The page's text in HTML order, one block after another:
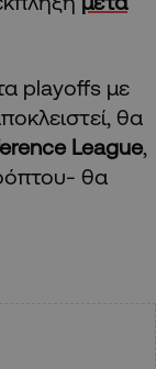
playoffs με
θα
League,
θα